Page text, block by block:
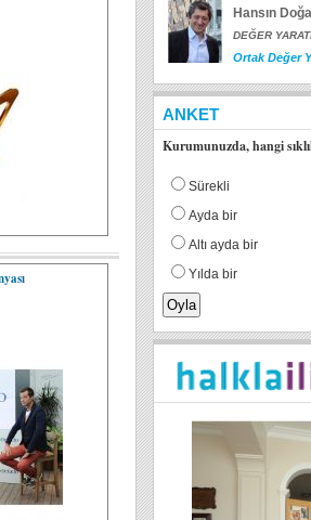
Hansın
DEĞER
Ortak Değer
ANKET
Kurumunuzda, hangi
Sürekli
Ayda bir
Altı ayda bir
Yılda bir